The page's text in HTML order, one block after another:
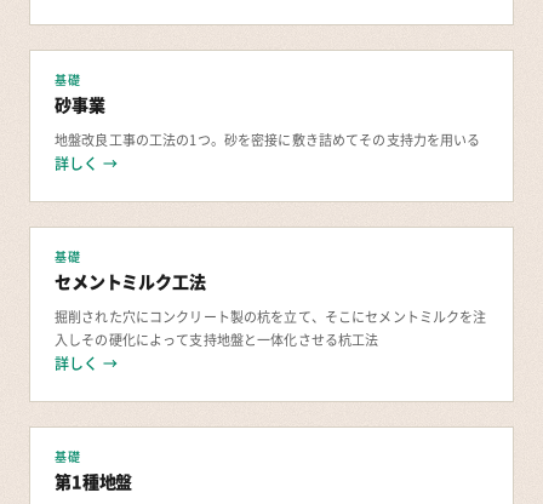
基礎
砂事業
地盤改良工事の工法の1つ。砂を密接に敷き詰めてその支持力を用いる
詳しく →
基礎
セメントミルク工法
掘削された穴にコンクリート製の杭を立て、そこにセメントミルクを注
入しその硬化によって支持地盤と一体化させる杭工法
詳しく →
基礎
第1種地盤